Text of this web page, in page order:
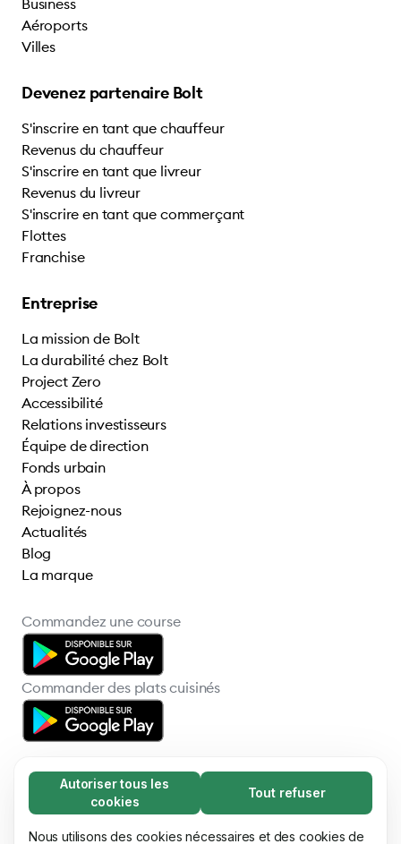
Nécessaires (65)
Les cookies nécessaires contribuent à rendre
notre site web utilisable en activant des
En savoir plus
Autoriser tous les
cookies
Tout refuser
Nous utilisons des cookies nécessaires et des cookies de
Business
Aéroports
Villes
Devenez partenaire Bolt
S'inscrire en tant que chauffeur
Revenus du chauffeur
S'inscrire en tant que livreur
Revenus du livreur
S'inscrire en tant que commerçant
Flottes
Franchise
Entreprise
La mission de Bolt
La durabilité chez Bolt
Project Zero
Accessibilité
Relations investisseurs
Équipe de direction
Fonds urbain
À propos
Rejoignez-nous
Actualités
Blog
La marque
Commandez une course
Commander des plats cuisinés
© 2026 Bolt Technology OÜ